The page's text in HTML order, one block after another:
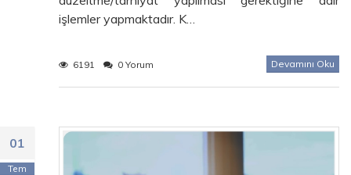
işlemler yapmaktadır. K…
6191 0 Yorum Devamını Oku
01
Tem